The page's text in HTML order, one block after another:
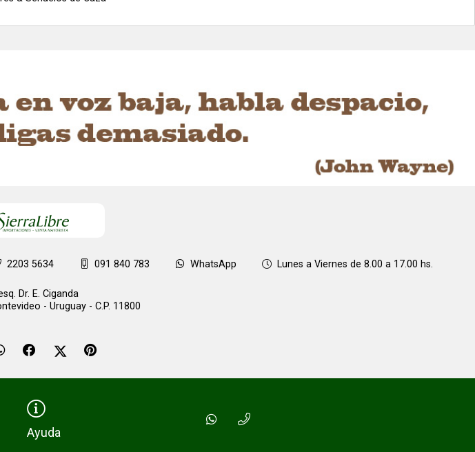
2203 5634 091 840 783 WhatsApp Lunes a Viernes de 8.00 a 17.00 hs.
Dr. E. Ciganda
- Uruguay - C.P. 11800
Ayuda